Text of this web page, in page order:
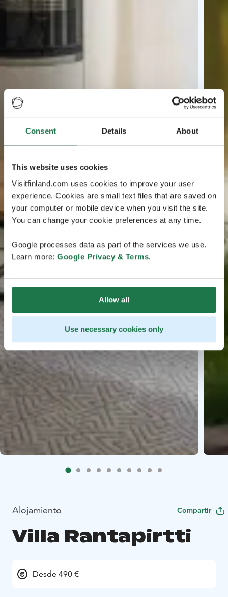
Consent Details About
This website uses cookies
Visitfinland.com uses cookies to improve your user
experience. Cookies are small text files that are saved on
your computer or mobile device when you visit the site.
You can change your cookie preferences at any time.
Google processes data as part of the services we use.
Learn more: Google Privacy & Terms.
Allow all
Use necessary cookies only
Alojamiento Compartir
Villa Rantapirtti
Desde 490 €